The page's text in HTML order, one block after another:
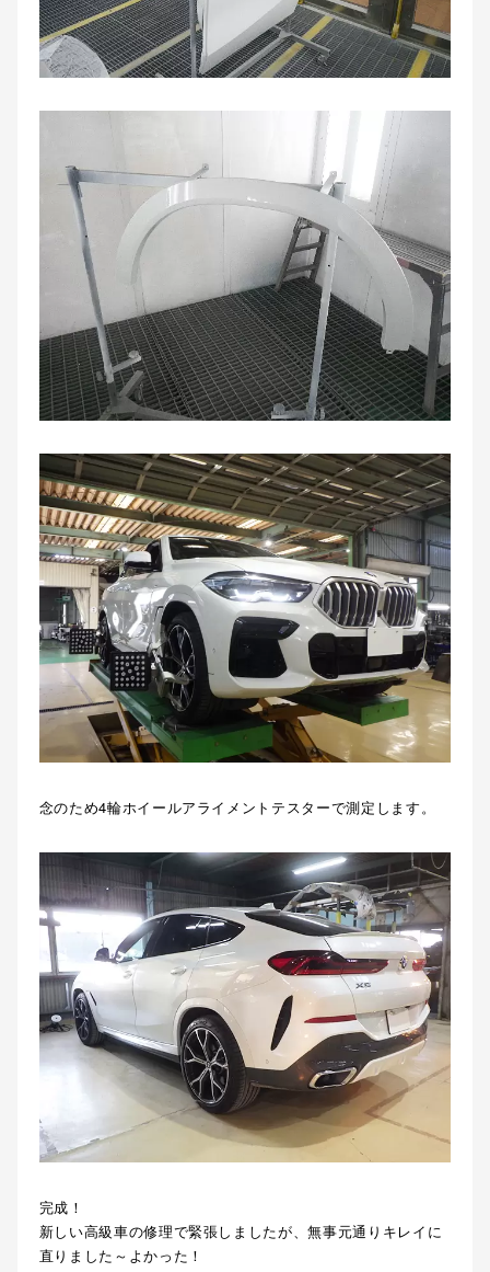
念のため4輪ホイールアライメントテスターで測定します。
完成！
新しい高級車の修理で緊張しましたが、無事元通りキレイに
直りました～よかった！